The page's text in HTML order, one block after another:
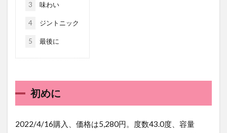
3 味わい
4 ジントニック
5 最後に
初めに
2022/4/16購入、価格は5,280円。度数43.0度、容量